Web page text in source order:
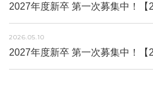
2027年度新卒 第一次募集中！【
2026.05.10
2027年度新卒 第一次募集中！【